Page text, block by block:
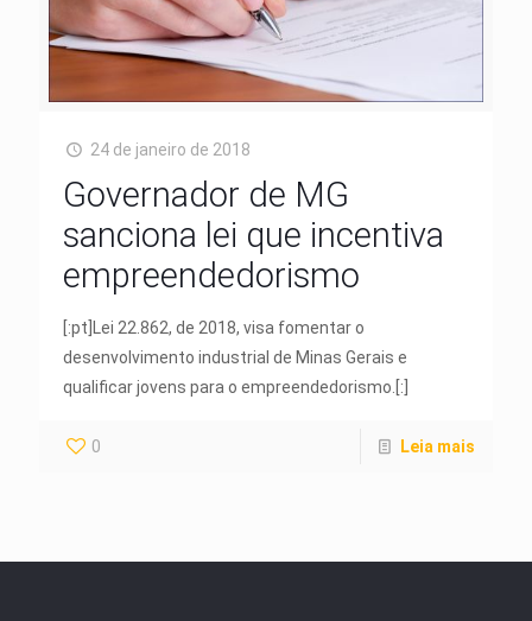
24 de janeiro de 2018
Governador de MG
sanciona lei que incentiva
empreendedorismo
[:pt]Lei 22.862, de 2018, visa fomentar o
desenvolvimento industrial de Minas Gerais e
qualificar jovens para o empreendedorismo.[:]
0 Leia mais